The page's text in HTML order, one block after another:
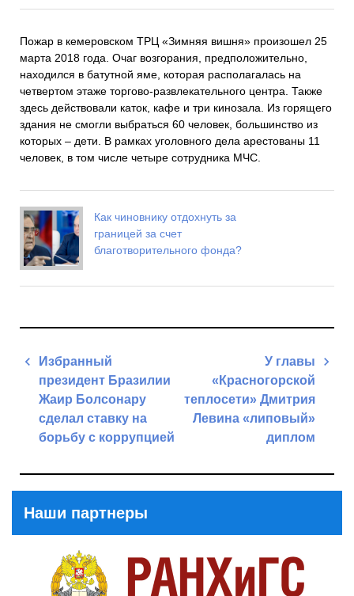
Пожар в кемеровском ТРЦ «Зимняя вишня» произошел 25
марта 2018 года. Очаг возгорания, предположительно,
находился в батутной яме, которая располагалась на
четвертом этаже торгово-развлекательного центра. Также
здесь действовали каток, кафе и три кинозала. Из горящего
здания не смогли выбраться 60 человек, большинство из
которых – дети. В рамках уголовного дела арестованы 11
человек, в том числе четыре сотрудника МЧС.
Как чиновнику отдохнуть за
границей за счет
благотворительного фонда?
Навигация
записям
Избранный
президент Бразилии
Жаир Болсонару
сделал ставку на
борьбу с коррупцией
У главы
«Красногорской
теплосети» Дмитрия
Левина «липовый»
диплом
Наши партнеры